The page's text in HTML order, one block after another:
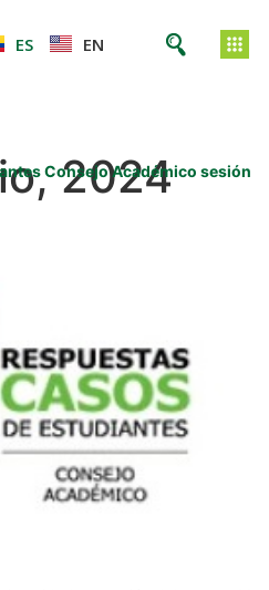
ES EN
2024
Consejo Académico sesión